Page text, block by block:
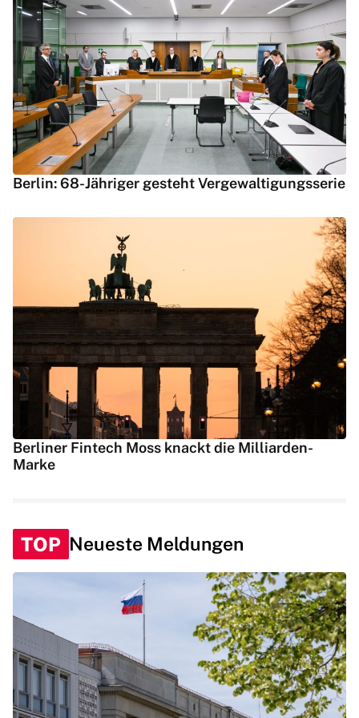
Berlin: 68-Jähriger gesteht Vergewaltigungsserie
Berliner Fintech Moss knackt die Milliarden-
Marke
TOP Neueste Meldungen